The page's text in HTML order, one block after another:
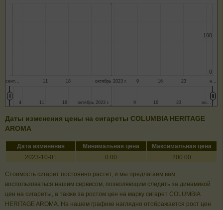
сент… октябрь 2023 г. н…
11 18 9 16 23
0
0
100
100
октябрь 2023 г.
октябрь 2023 г. но…
но…
4
4 11
11 18
18 9
9 16
16 23
23
Даты изменения цены на сигареты COLUMBIA HERITAGE
AROMA
Дата изменения Минимальная цена
Максимальная цена
2023-10-01
0.00 200.00
Стоимость сигарет постоянно растет, и мы предлагаем вам
воспользоваться нашим сервисом, позволяющим следить за динамикой
цен на сигареты, а также за ростом цен на марку сигарет COLUMBIA
HERITAGE AROMA. На нашем графике наглядно отображается рост цен